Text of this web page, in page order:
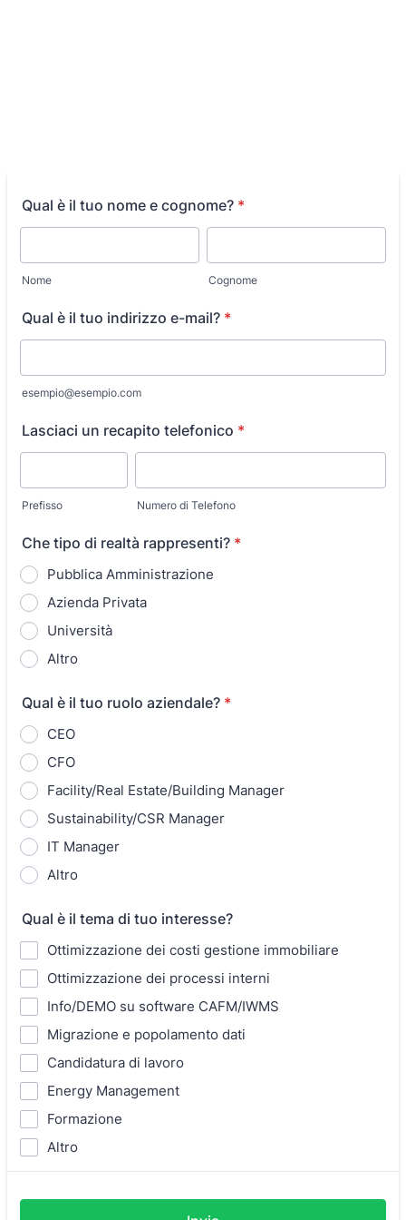
Qual è il tuo nome e cognome? *
Nome Cognome
Qual è il tuo indirizzo e-mail? *
esempio@esempio.com
Lasciaci un recapito telefonico *
Prefisso Numero di Telefono
Che tipo di realtà rappresenti? *
Pubblica Amministrazione
Azienda Privata
Università
Altro
Qual è il tuo ruolo aziendale? *
CEO
CFO
Facility/Real Estate/Building Manager
Sustainability/CSR Manager
IT Manager
Altro
Qual è il tema di tuo interesse?
Ottimizzazione dei costi gestione immobiliare
Ottimizzazione dei processi interni
Info/DEMO su software CAFM/IWMS
Migrazione e popolamento dati
Candidatura di lavoro
Energy Management
Formazione
Altro